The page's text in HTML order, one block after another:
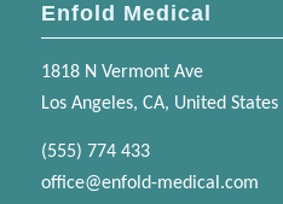
Enfold Medical
1818 N Vermont Ave
Los Angeles, CA, United States
(555) 774 433
office@enfold-medical.com